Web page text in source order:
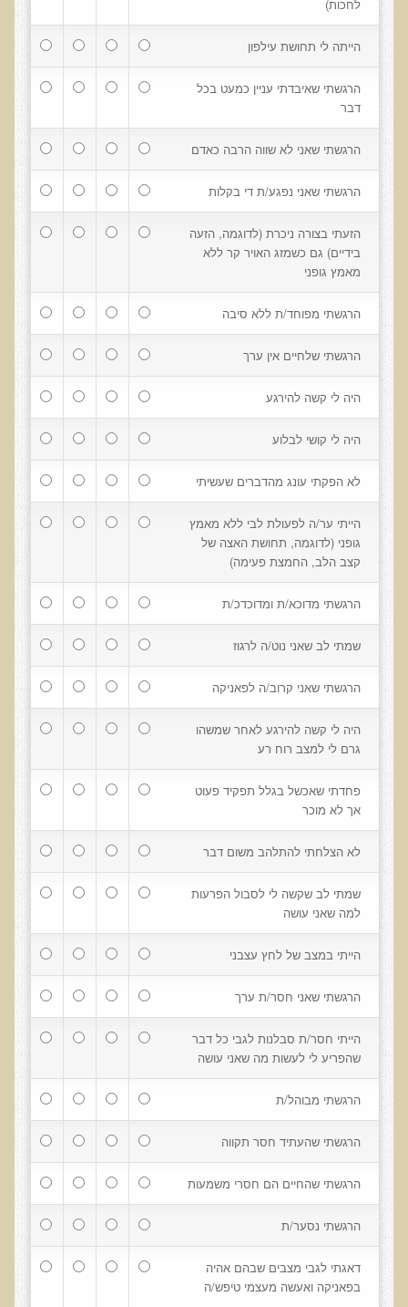
דף כספית
עדויות מטופלים
תודה לך דוקטור על חוויה נהדרת
ירדתי ל- 2 מגנזיום גליצינייט ליום ולא לקחתי את הלית'נייז כבר חודש
​תודה לך עדיאל על הפגישה היום. מאד שמחתי על האווירה האופטימית
עצוב נורא לחשוב שכל כך הרבה אנשים מאמינים שכימותרפיה היא
התקווה היחידה כאשר מאובחנים עם סרטן
אנחנו מאושרים מאוד שביצענו ואת הבדיקה וממליצים בחום לכל מי
אסירי תודה לך על השבת הבריאות שלנו
אודות
הצוות שלנו
ענבל ליבסקי, Bsc, ND
ד"ר גבריאל שמלוב MD
ד"ר שולמית לוריא (MD)
אקופוליטן רשת בינ"ל לבריאות האדם והסביבה
מיהו ד"ר עדיאל תל-אורן
הארגון למזעור החשיפה האלקטרומגנטית
מרפ"י - המרכז לרפואה פונקציונאלית בישראל
הארגון העולמי לבריאות נפשית פונקציונאלית
חקר יוחסין חוצה דורות MTTG
הארגון הישראלי לרפואת שיניים פונקציונאלית
תסמונת הנוירון הוקסי
מחקרים וספרות מדעית
רפואת שיניים ללא כספית ואמלגם
צור קשר
הסמכה
סדנאות מעמיקות להסמכה
טיהור רעלים
לחכות)
הייתה לי תחושת עילפון
הרגשתי שאיבדתי עניין כמעט בכל
דבר
הרגשתי שאני לא שווה הרבה כאדם
הרגשתי שאני נפגע/ת די בקלות
הזעתי בצורה ניכרת (לדוגמה, הזעה
בידיים) גם כשמזג האויר קר ללא
מאמץ גופני
הרגשתי מפוחד/ת ללא סיבה
הרגשתי שלחיים אין ערך
היה לי קשה להירגע
היה לי קושי לבלוע
לא הפקתי עונג מהדברים שעשיתי
הייתי ער/ה לפעולת לבי ללא מאמץ
גופני (לדוגמה, תחושת האצה של
קצב הלב, החמצת פעימה)
הרגשתי מדוכא/ת ומדוכדכ/ת
שמתי לב שאני נוט/ה לרגוז
הרגשתי שאני קרוב/ה לפאניקה
היה לי קשה להירגע לאחר שמשהו
גרם לי למצב רוח רע
פחדתי שאכשל בגלל תפקיד פעוט
אך לא מוכר
לא הצלחתי להתלהב משום דבר
שמתי לב שקשה לי לסבול הפרעות
למה שאני עושה
הייתי במצב של לחץ עצבני
הרגשתי שאני חסר/ת ערך
הייתי חסר/ת סבלנות לגבי כל דבר
שהפריע לי לעשות מה שאני עושה
הרגשתי מבוהל/ת
הרגשתי שהעתיד חסר תקווה
הרגשתי שהחיים הם חסרי משמעות
הרגשתי נסער/ת
דאגתי לגבי מצבים שבהם אהיה
בפאניקה ואעשה מעצמי טיפש/ה